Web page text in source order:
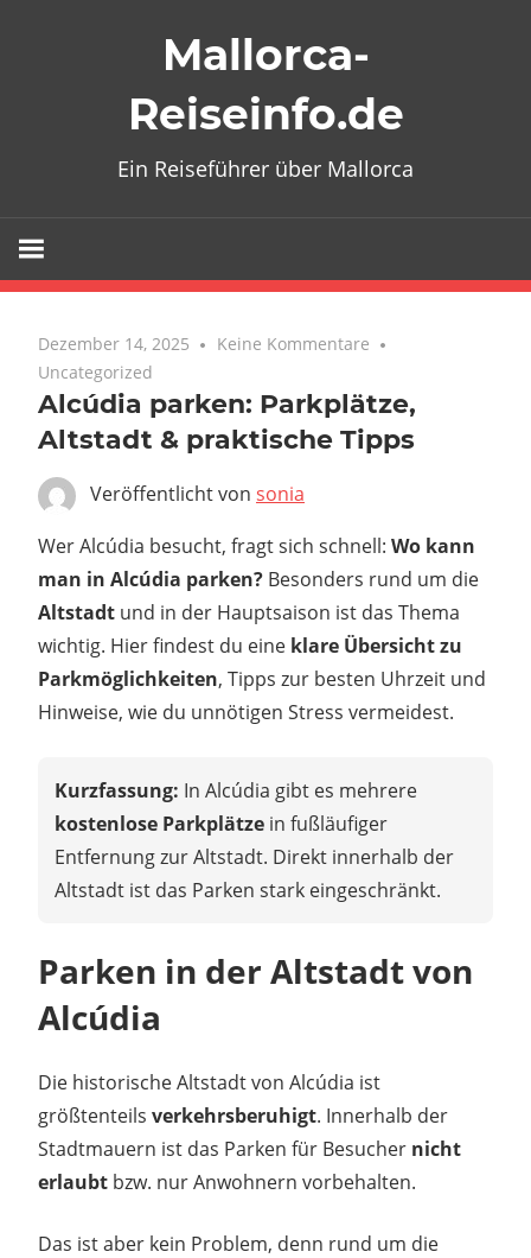
Mallorca-
Reiseinfo.de
Ein Reiseführer über Mallorca
Dezember 14, 2025
Keine Kommentare
Uncategorized
Alcúdia parken: Parkplätze,
Altstadt & praktische Tipps
Veröffentlicht von sonia
Wer Alcúdia besucht, fragt sich schnell: Wo kann
man in Alcúdia parken? Besonders rund um die
Altstadt und in der Hauptsaison ist das Thema
wichtig. Hier findest du eine klare Übersicht zu
Parkmöglichkeiten, Tipps zur besten Uhrzeit und
Hinweise, wie du unnötigen Stress vermeidest.
Kurzfassung: In Alcúdia gibt es mehrere
kostenlose Parkplätze in fußläufiger
Entfernung zur Altstadt. Direkt innerhalb der
Altstadt ist das Parken stark eingeschränkt.
Parken in der Altstadt von
Alcúdia
Die historische Altstadt von Alcúdia ist
größtenteils verkehrsberuhigt. Innerhalb der
Stadtmauern ist das Parken für Besucher nicht
erlaubt bzw. nur Anwohnern vorbehalten.
Das ist aber kein Problem, denn rund um die